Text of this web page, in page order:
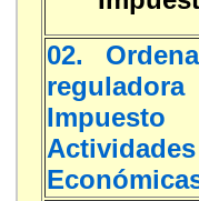
02.
Actividades